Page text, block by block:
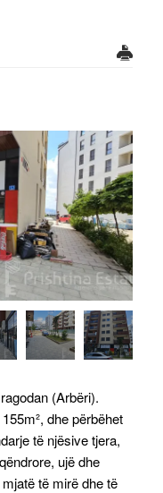
(Arbëri).
dhe përbëhet
të njësive tjera,
ujë dhe
të mirë dhe të